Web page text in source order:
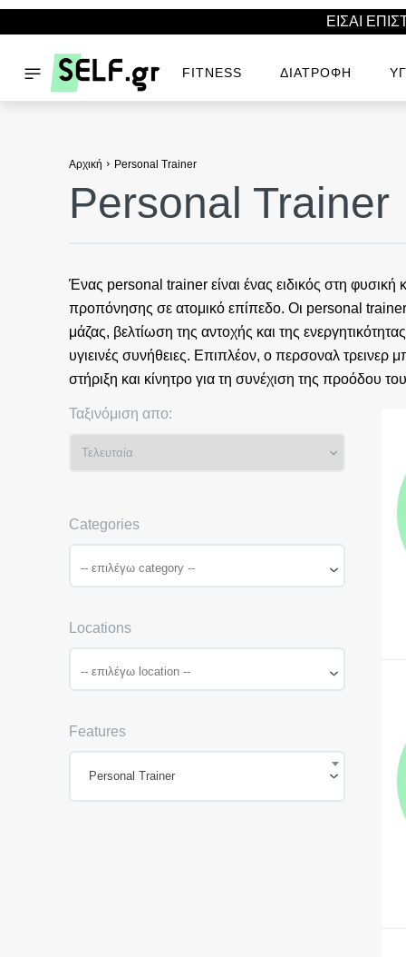
ΕΙΣΑΙ
FITNESS ΔΙΑΤΡΟΦΉ
Αρχική Personal Trainer
Personal Trainer
Ένας personal trainer είναι ένας ειδικός στη
προπόνησης σε ατομικό επίπεδο. Οι personal
μάζας, βελτίωση της αντοχής και της
υγιεινές συνήθειες. Επιπλέον, ο περσοναλ
στήριξη και κίνητρο για τη συνέχιση της προόδου
Ταξινόμιση απο:
Categories
Locations
Features
Personal Trainer